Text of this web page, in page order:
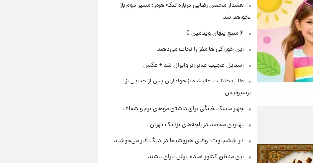
هشدار محسن رضایی درباره تنگه هرمز؛ مسیر دوم باز
نخواهد شد
۶ منبع پنهان ویتامین C
این خوراکی ها مغز را نجات می‌دهند
استایل عجیب صابر ابر وایرال شد + عکس
طلب حلالیت عالیشاه از هواداران پس از جدایی از
پرسپولیس
چهار ماسک خانگی برای داشتن موهای نرم و شفاف
بهترین مقاصد دریاچه‌های نزدیک تهران
در ششم اوت؛ وقتی هیروشیما در دیگ قیر می‌جوشید
این مناطق کشور آماده بارش باران باشند